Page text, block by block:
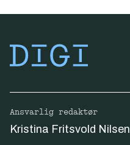
Ansvarlig redaktør
Kristina Fritsvold Nilsen